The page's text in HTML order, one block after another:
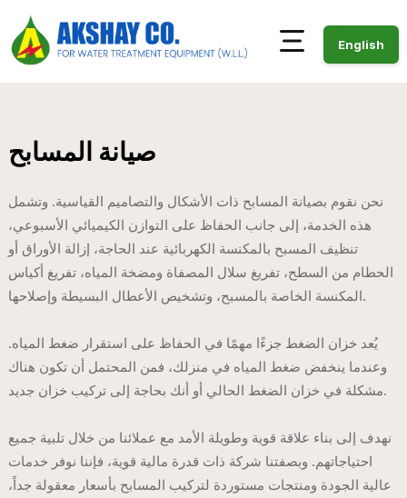
English
صيانة المسابح
نحن نقوم بصيانة المسابح ذات الأشكال والتصاميم القياسية. وتشمل
هذه الخدمة، إلى جانب الحفاظ على التوازن الكيميائي الأسبوعي،
تنظيف المسبح بالمكنسة الكهربائية عند الحاجة، إزالة الأوراق أو
الحطام من السطح، تفريغ سلال المصفاة ومضخة المياه، تفريغ أكياس
المكنسة الخاصة بالمسبح، وتشخيص الأعطال البسيطة وإصلاحها.
يُعد خزان الضغط جزءًا مهمًا في الحفاظ على استقرار ضغط المياه.
وعندما ينخفض ضغط المياه في منزلك، فمن المحتمل أن تكون هناك
مشكلة في خزان الضغط الحالي أو أنك بحاجة إلى تركيب خزان جديد.
نهدف إلى بناء علاقة قوية وطويلة الأمد مع عملائنا من خلال تلبية جميع
احتياجاتهم. وبصفتنا شركة ذات قدرة مالية قوية، فإننا نوفر خدمات
عالية الجودة ومنتجات مستوردة لتركيب المسابح بأسعار معقولة جداً،